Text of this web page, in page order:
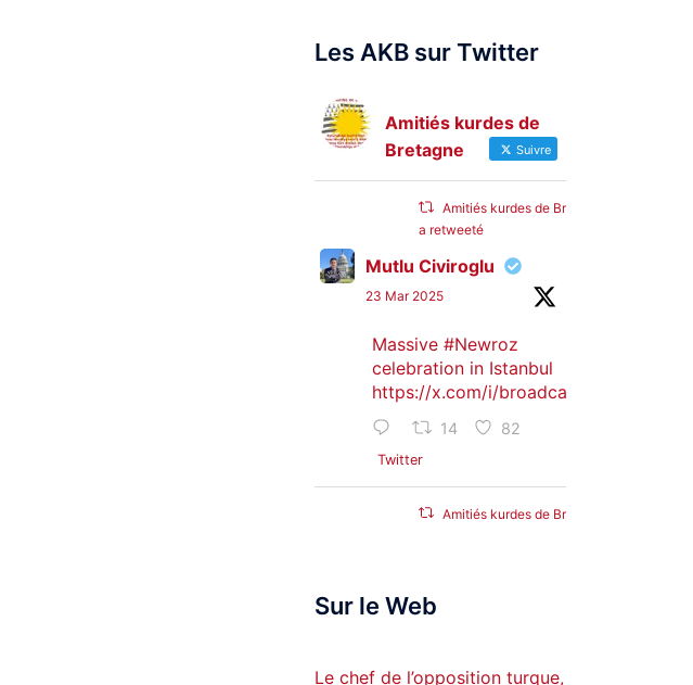
Les AKB sur Twitter
Amitiés kurdes de
Bretagne
Suivre
Amitiés kurdes de Bretagne
a retweeté
Mutlu Civiroglu
23 Mar 2025
Massive #Newroz
celebration in Istanbul
https://x.com/i/broadcasts/
14 82
Twitter
Amitiés kurdes de Bretagne
25 Jan 2025
Forces, SDF appoints
Sur le Web
Le chef de l’opposition turque,